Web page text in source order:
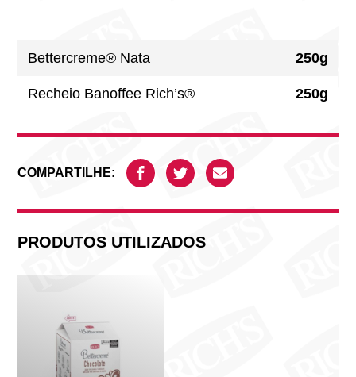
Bettercreme® Nata 250g
Recheio Banoffee Rich’s® 250g
COMPARTILHE:
PRODUTOS UTILIZADOS